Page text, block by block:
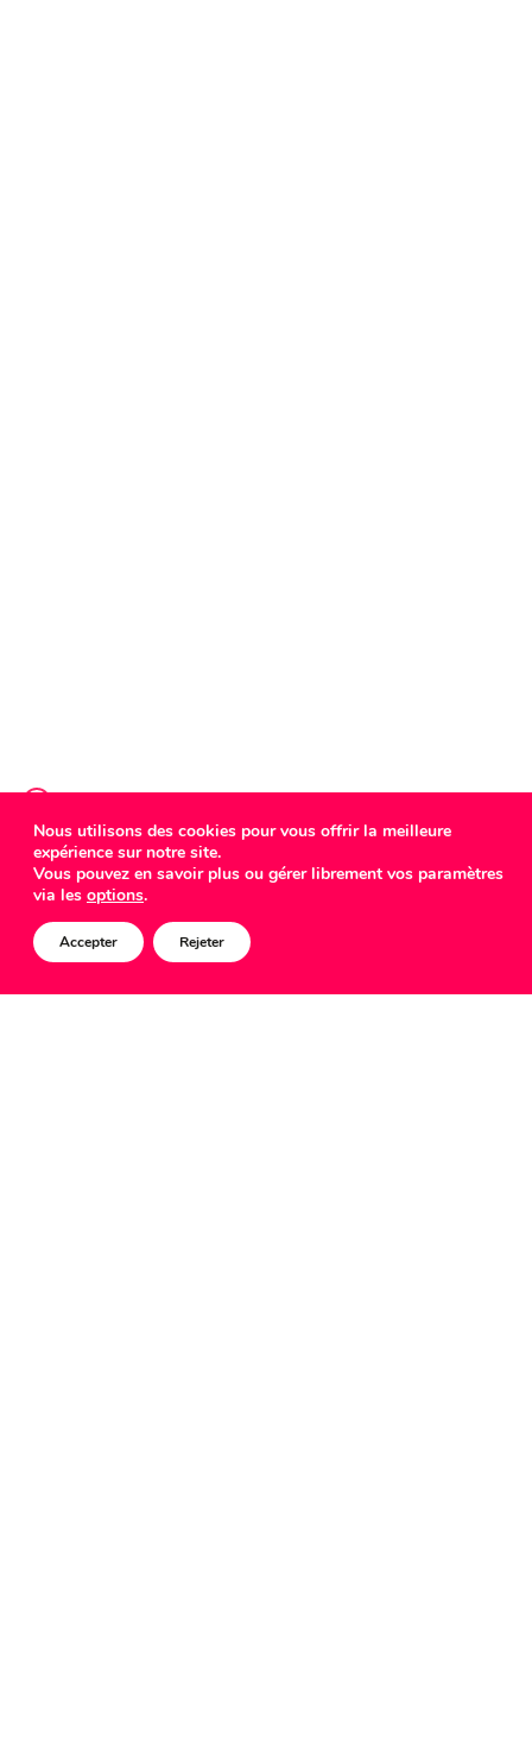
COMED
Nous utilisons des cookies pour vous offrir la meilleure
expérience sur notre site.
Vous pouvez en savoir plus ou gérer librement vos paramètres
via les options.
Accepter Rejeter